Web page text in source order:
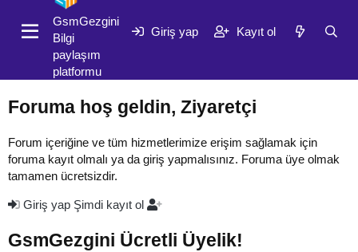
GsmGezgini
Bilgi
paylaşım
platformu
Giriş yap Kayıt ol
Foruma hoş geldin, Ziyaretçi
Forum içeriğine ve tüm hizmetlerimize erişim sağlamak için
foruma kayıt olmalı ya da giriş yapmalısınız. Foruma üye olmak
tamamen ücretsizdir.
Giriş yap Şimdi kayıt ol
GsmGezgini Ücretli Üyelik!